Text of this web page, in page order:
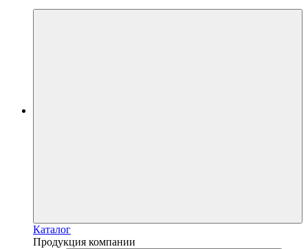
Каталог
Продукция компании